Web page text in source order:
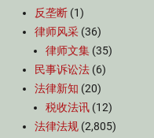
反垄断 (1)
律师风采 (36)
律师文集 (35)
民事诉讼法 (6)
法律新知 (20)
税收法讯 (12)
法律法规 (2,805)